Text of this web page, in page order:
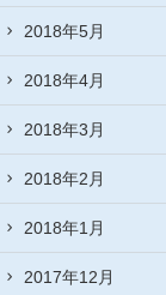
2018年5月
2018年4月
2018年3月
2018年2月
2018年1月
2017年12月